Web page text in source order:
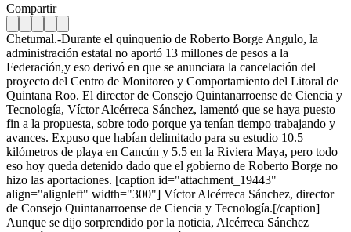
Compartir
Chetumal.-Durante el quinquenio de Roberto Borge Angulo, la
administración estatal no aportó 13 millones de pesos a la
Federación,y eso derivó en que se anunciara la cancelación del
proyecto del Centro de Monitoreo y Comportamiento del Litoral de
Quintana Roo. El director de Consejo Quintanarroense de Ciencia y
Tecnología, Víctor Alcérreca Sánchez, lamentó que se haya puesto
fin a la propuesta, sobre todo porque ya tenían tiempo trabajando y
avances. Expuso que habían delimitado para su estudio 10.5
kilómetros de playa en Cancún y 5.5 en la Riviera Maya, pero todo
eso hoy queda detenido dado que el gobierno de Roberto Borge no
hizo las aportaciones. [caption id="attachment_19443"
align="alignleft" width="300"] Víctor Alcérreca Sánchez, director
de Consejo Quintanarroense de Ciencia y Tecnología.[/caption]
Aunque se dijo sorprendido por la noticia, Alcérreca Sánchez